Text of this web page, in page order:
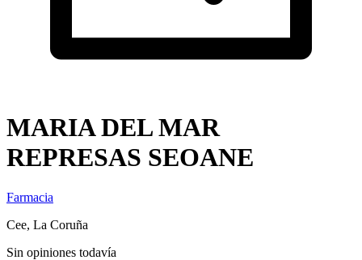
MARIA DEL MAR
REPRESAS SEOANE
Farmacia
Cee, La Coruña
Sin opiniones todavía